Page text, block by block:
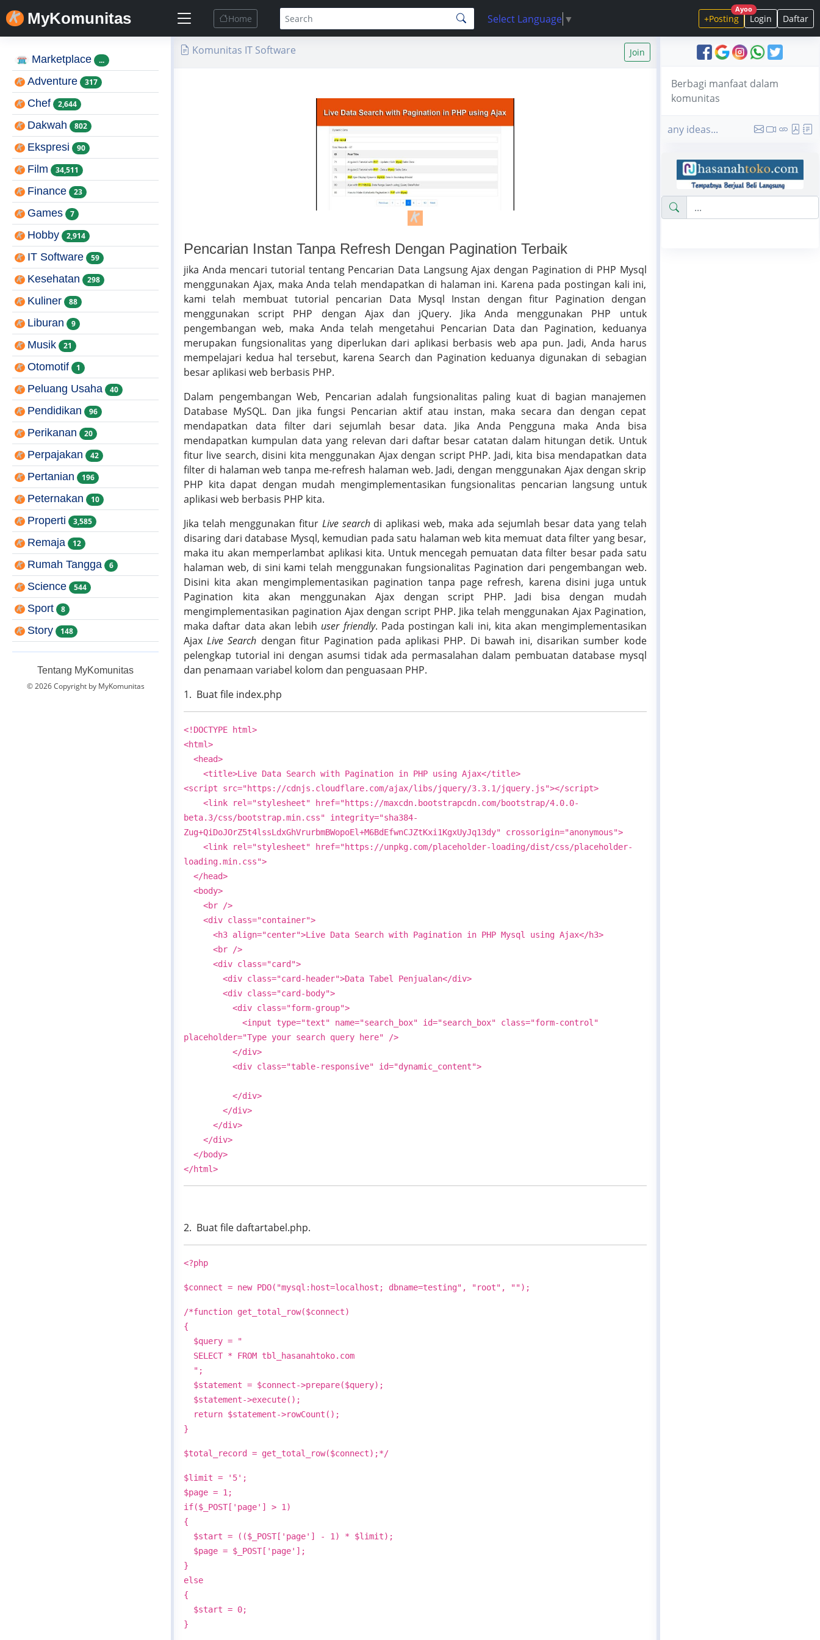
MyKomunitas Home Select Language ▼ +Posting
Ayoo
Login Daftar
Marketplace ...
Adventure 317
Chef 2,644
Dakwah 802
Ekspresi 90
Film 34,511
Finance 23
Games 7
Hobby 2,914
IT Software 59
Kesehatan 298
Kuliner 88
Liburan 9
Musik 21
Otomotif 1
Peluang Usaha 40
Pendidikan 96
Perikanan 20
Perpajakan 42
Pertanian 196
Peternakan 10
Properti 3,585
Remaja 12
Rumah Tangga 6
Science 544
Sport 8
Story 148
Tentang MyKomunitas
© 2026 Copyright by MyKomunitas
Komunitas IT Software Join
Pencarian Instan Tanpa Refresh Dengan Pagination Terbaik
jika Anda mencari tutorial tentang Pencarian Data Langsung Ajax dengan Pagination di PHP Mysql
menggunakan Ajax, maka Anda telah mendapatkan di halaman ini. Karena pada postingan kali ini,
kami telah membuat tutorial pencarian Data Mysql Instan dengan fitur Pagination dengan
menggunakan script PHP dengan Ajax dan jQuery. Jika Anda menggunakan PHP untuk
pengembangan web, maka Anda telah mengetahui Pencarian Data dan Pagination, keduanya
merupakan fungsionalitas yang diperlukan dari aplikasi berbasis web apa pun. Jadi, Anda harus
mempelajari kedua hal tersebut, karena Search dan Pagination keduanya digunakan di sebagian
besar aplikasi web berbasis PHP.
Dalam pengembangan Web, Pencarian adalah fungsionalitas paling kuat di bagian manajemen
Database MySQL. Dan jika fungsi Pencarian aktif atau instan, maka secara dan dengan cepat
mendapatkan data filter dari sejumlah besar data. Jika Anda Pengguna maka Anda bisa
mendapatkan kumpulan data yang relevan dari daftar besar catatan dalam hitungan detik. Untuk
fitur live search, disini kita menggunakan Ajax dengan script PHP. Jadi, kita bisa mendapatkan data
filter di halaman web tanpa me-refresh halaman web. Jadi, dengan menggunakan Ajax dengan skrip
PHP kita dapat dengan mudah mengimplementasikan fungsionalitas pencarian langsung untuk
aplikasi web berbasis PHP kita.
Jika telah menggunakan fitur Live searchdi aplikasi web, maka ada sejumlah besar data yang telah
disaring dari database Mysql, kemudian pada satu halaman web kita memuat data filter yang besar,
maka itu akan memperlambat aplikasi kita. Untuk mencegah pemuatan data filter besar pada satu
halaman web, di sini kami telah menggunakan fungsionalitas Pagination dari pengembangan web.
Disini kita akan mengimplementasikan pagination tanpa page refresh, karena disini juga untuk
Pagination kita akan menggunakan Ajax dengan script PHP. Jadi bisa dengan mudah
mengimplementasikan pagination Ajax dengan script PHP. Jika telah menggunakan Ajax Pagination,
maka daftar data akan lebih user friendly. Pada postingan kali ini, kita akan mengimplementasikan
AjaxLive Search dengan fitur Pagination pada aplikasi PHP. Di bawah ini, disarikan sumber kode
pelengkap tutorial ini dengan asumsi tidak ada permasalahan dalam pembuatan database mysql
dan penamaan variabel kolom dan penguasaan PHP.
1. Buat file index.php
<!DOCTYPE html>
<html>
<head>
<title>Live Data Search with Pagination in PHP using Ajax</title>
<script src="https://cdnjs.cloudflare.com/ajax/libs/jquery/3.3.1/jquery.js"></script>
<link rel="stylesheet" href="https://maxcdn.bootstrapcdn.com/bootstrap/4.0.0-
beta.3/css/bootstrap.min.css" integrity="sha384-
Zug+QiDoJOrZ5t4lssLdxGhVrurbmBWopoEl+M6BdEfwnCJZtKxi1KgxUyJq13dy" crossorigin="anonymous">
<link rel="stylesheet" href="https://unpkg.com/placeholder-loading/dist/css/placeholder-
loading.min.css">
</head>
<body>
<br />
<div class="container">
<h3 align="center">Live Data Search with Pagination in PHP Mysql using Ajax</h3>
<br />
<div class="card">
<div class="card-header">Data Tabel Penjualan</div>
<div class="card-body">
<div class="form-group">
<input type="text" name="search_box" id="search_box" class="form-control"
placeholder="Type your search query here" />
</div>
<div class="table-responsive" id="dynamic_content">
</div>
</div>
</div>
</div>
</body>
</html>
2. Buat file daftartabel.php.
<?php
$connect = new PDO("mysql:host=localhost; dbname=testing", "root", "");
/*function get_total_row($connect)
{
$query = "
SELECT * FROM tbl_hasanahtoko.com
";
$statement = $connect->prepare($query);
$statement->execute();
return $statement->rowCount();
}
$total_record = get_total_row($connect);*/
$limit = '5';
$page = 1;
if($_POST['page'] > 1)
{
$start = (($_POST['page'] - 1) * $limit);
$page = $_POST['page'];
}
else
{
$start = 0;
}
Berbagi manfaat dalam
komunitas
any ideas...